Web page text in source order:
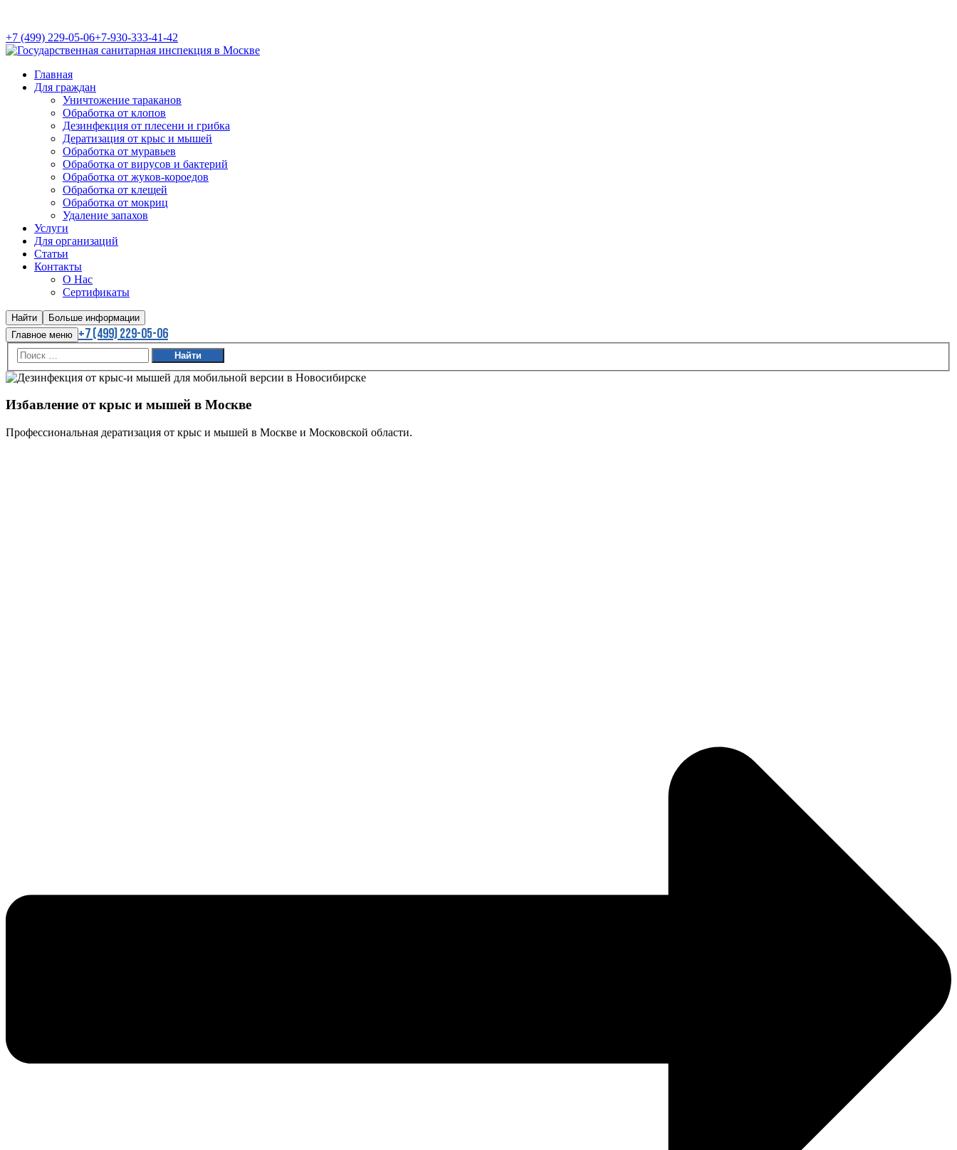
+7 (499) 229-05-06+7-930-333-41-42
Главная
Для граждан
Уничтожение тараканов
Обработка от клопов
Дезинфекция от плесени и грибка
Дератизация от крыс и мышей
Обработка от муравьев
Обработка от вирусов и бактерий
Обработка от жуков-короедов
Обработка от клещей
Обработка от мокриц
Удаление запахов
Услуги
Для организаций
Статьи
Контакты
О Нас
Сертификаты
Найти
Больше информации
Главное меню +7 (499) 229-05-06
Избавление от крыс и мышей в Москве
Профессиональная дератизация от крыс и мышей в Москве и Московской области.